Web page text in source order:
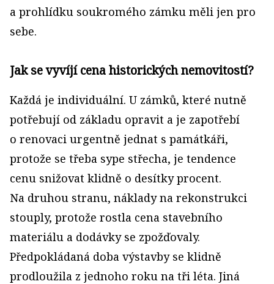
a prohlídku soukromého zámku měli jen pro
sebe.
Jak se vyvíjí cena historických nemovitostí?
Každá je individuální. U zámků, které nutně
potřebují od základu opravit a je zapotřebí
o renovaci urgentně jednat s památkáři,
protože se třeba sype střecha, je tendence
cenu snižovat klidně o desítky procent.
Na druhou stranu, náklady na rekonstrukci
stouply, protože rostla cena stavebního
materiálu a dodávky se zpožďovaly.
Předpokládaná doba výstavby se klidně
prodloužila z jednoho roku na tři léta. Jiná